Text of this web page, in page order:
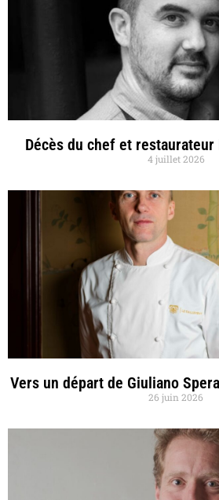
Décès du chef et restaurateur
4 juillet 2026
Vers un départ de Giuliano
26 juin 2026